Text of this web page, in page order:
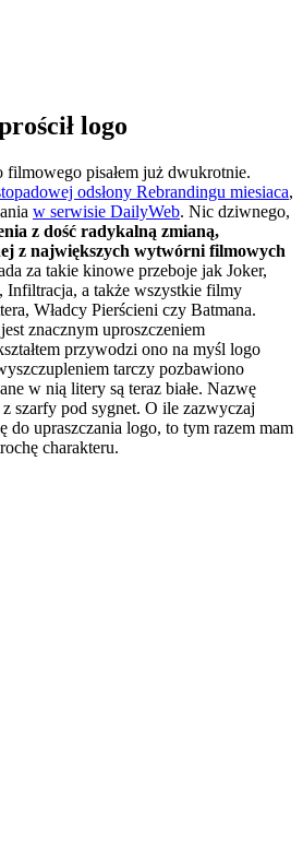
logo
filmowego pisałem już dwukrotnie.
odsłony Rebrandingu miesiaca,
w serwisie DailyWeb. Nic dziwnego,
z dość radykalną zmianą,
z największych wytwórni filmowych
za takie kinowe przeboje jak Joker,
Infiltracja, a także wszystkie filmy
Władcy Pierścieni czy Batmana.
znacznym uproszczeniem
przywodzi ono na myśl logo
tarczy pozbawiono
w nią litery są teraz białe. Nazwę
szarfy pod sygnet. O ile zazwyczaj
do upraszczania logo, to tym razem mam
charakteru.